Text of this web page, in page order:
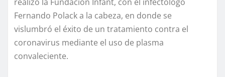
Fernando Polack a la cabeza, en donde se
vislumbró el éxito de un tratamiento contra el
coronavirus mediante el uso de plasma
convaleciente.